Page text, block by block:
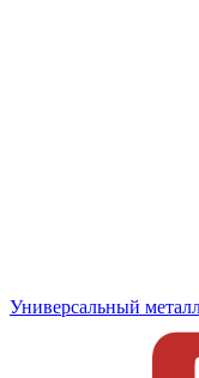
Универсальный